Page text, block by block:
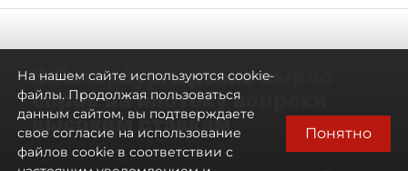
В Петербурге резко вырос
спрос на ипотеку вопреки
высоким ставкам
На нашем сайте используются cookie-
файлы. Продолжая пользоваться
данным сайтом, вы подтверждаете
свое согласие на использование
файлов cookie в соответствии с
Понятно